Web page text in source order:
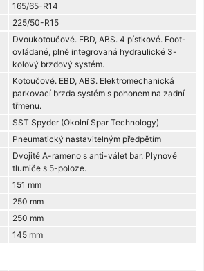
165/65-R14
225/50-R15
Dvoukotoučové. EBD, ABS. 4 pístkové. Foot-
ovládané, plně integrovaná hydraulické 3-
kolový brzdový systém.
Kotoučové. EBD, ABS. Elektromechanická
parkovací brzda systém s pohonem na zadní
třmenu.
SST Spyder (Okolní Spar Technology)
Pneumatický nastavitelným předpětím
Dvojité A-rameno s anti-válet bar. Plynové
tlumiče s 5-poloze.
151 mm
250 mm
250 mm
145 mm